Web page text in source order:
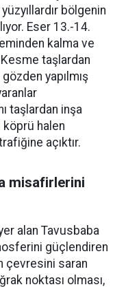
bölgenin
Eser 13.-14.
kalma ve
taşlardan
yapılmış
taşlardan inşa
halen
açıktır.
misafirlerini
alan Tavusbaba
güçlendiren
çevresini saran
noktası olması,